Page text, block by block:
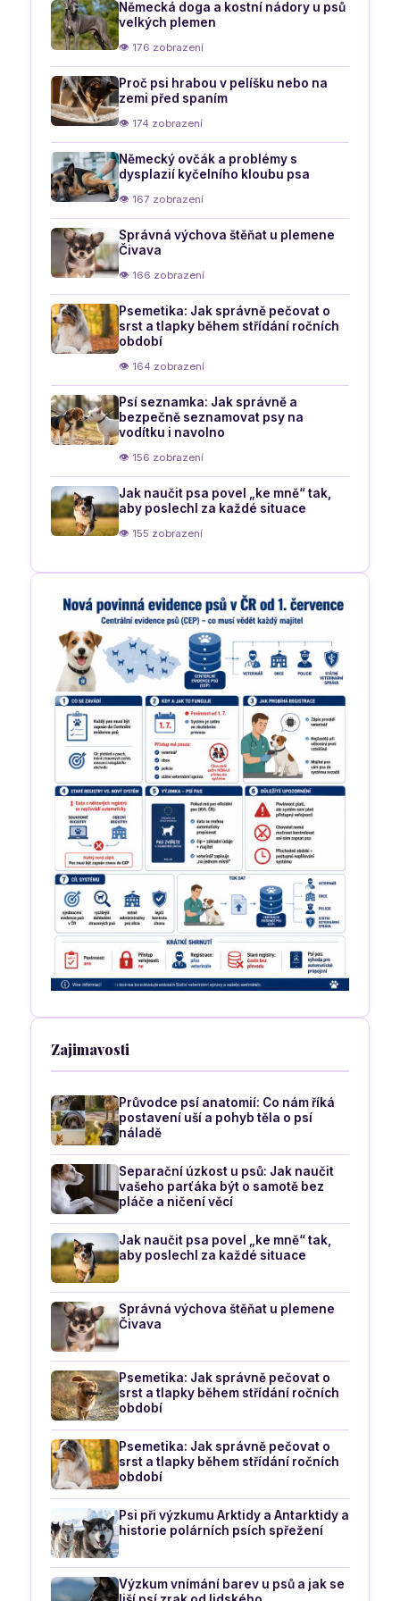
Německá doga a kostní nádory u psů
velkých plemen
👁 176 zobrazení
Proč psi hrabou v pelíšku nebo na
zemi před spaním
👁 174 zobrazení
Německý ovčák a problémy s
dysplazií kyčelního kloubu psa
👁 167 zobrazení
Správná výchova štěňat u plemene
Čivava
👁 166 zobrazení
Psemetika: Jak správně pečovat o
srst a tlapky během střídání ročních
období
👁 164 zobrazení
Psí seznamka: Jak správně a
bezpečně seznamovat psy na
vodítku i navolno
👁 156 zobrazení
Jak naučit psa povel „ke mně“ tak,
aby poslechl za každé situace
👁 155 zobrazení
Zajimavosti
Průvodce psí anatomií: Co nám říká
postavení uší a pohyb těla o psí
náladě
Separační úzkost u psů: Jak naučit
vašeho parťáka být o samotě bez
pláče a ničení věcí
Jak naučit psa povel „ke mně“ tak,
aby poslechl za každé situace
Správná výchova štěňat u plemene
Čivava
Psemetika: Jak správně pečovat o
srst a tlapky během střídání ročních
období
Psemetika: Jak správně pečovat o
srst a tlapky během střídání ročních
období
Psi při výzkumu Arktidy a Antarktidy a
historie polárních psích spřežení
Výzkum vnímání barev u psů a jak se